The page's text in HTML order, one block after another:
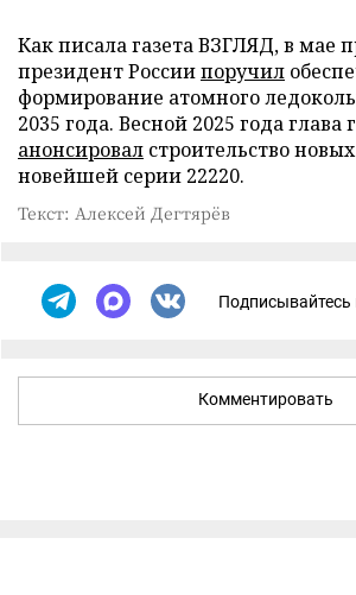
Как писала газета ВЗГЛЯД, в мае
президент Россиипоручил
формирование атомного
2035 года. Весной 2025 года глава
анонсировал строительство
новейшей серии 22220.
Текст: Алексей Дегтярёв
Комментировать